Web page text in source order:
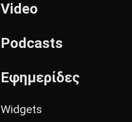
Video
Podcasts
Εφημερίδες
Widgets